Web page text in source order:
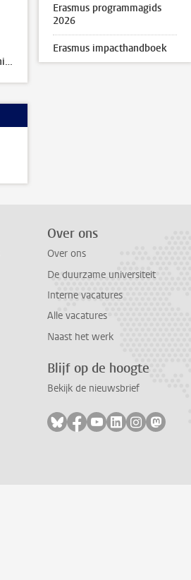
edugrants@sea.leidenuniv.nl
Erasmus programmagids
2026
Erasmus impacthandboek
Over ons
Over ons
De duurzame universiteit
Interne vacatures
Alle vacatures
Naast het werk
Blijf op de hoogte
Bekijk de nieuwsbrief
Volg ons op bluesky
Volg ons op facebook
Volg ons op
Volg ons op
Volg ons
Volg